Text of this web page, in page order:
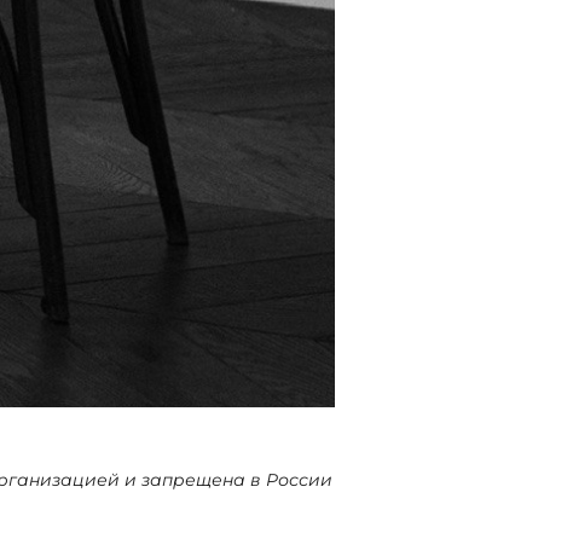
и запрещена в России